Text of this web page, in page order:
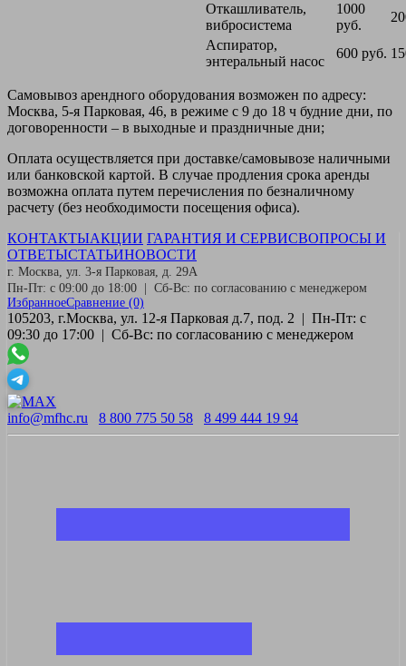
Откашливатель,
вибросистема
1000
руб.
Аспиратор,
энтеральный насос
600 руб.
Самовывоз арендного оборудования возможен по адресу:
Москва, 5-я Парковая, 46, в режиме с 9 до 18 ч будние дни, по
договоренности – в выходные и праздничные дни;
Оплата осуществляется при доставке/самовывозе наличными
или банковской картой. В случае продления срока аренды
возможна оплата путем перечисления по безналичному
расчету (без необходимости посещения офиса).
КОНТАКТЫАКЦИИ ГАРАНТИЯ И СЕРВИСВОПРОСЫ И
ОТВЕТЫСТАТЬИНОВОСТИ
г. Москва, ул. 3-я Парковая, д. 29А
Пн-Пт: с 09:00 до 18:00 | Сб-Вс: по согласованию с менеджером
ИзбранноеСравнение (0)
105203, г.Москва, ул. 12-я Парковая д.7, под. 2 | Пн-Пт: с
09:30 до 17:00 | Сб-Вс: по согласованию с менеджером
info@mfhc.ru 8 800 775 50 58 8 499 444 19 94